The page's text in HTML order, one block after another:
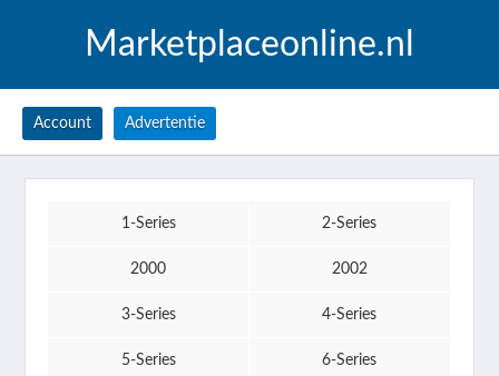
Marketplaceonline.nl
Account Advertentie
1-Series 2-Series
2000 2002
3-Series 4-Series
5-Series 6-Series